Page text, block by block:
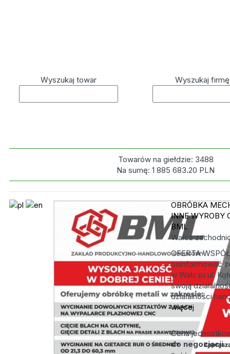
Wyszukaj towar Wyszukaj firmę
Towarów na giełdzie: 3488
Na sumę:1 885 683.20 PLN
OBRÓBKA
INNE WYROBY
BML
Wałcz
OFERTA
poinformować
w Wałczu ul.
swoją
działalności
więcej
Cena
do negocjacji